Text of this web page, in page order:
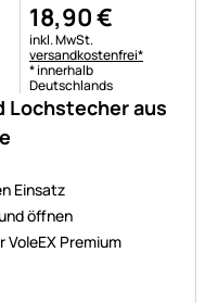
Lochstecher aus
Einsatz
öffnen
Premium
18,90€
Steuerhinweis:
inkl. MwSt.
versandkostenfrei*
* innerhalb
Deutschlands